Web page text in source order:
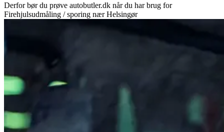
Derfor bør du prøve autobutler.dk når du har brug for
Firehjulsudmåling / sporing nær Helsingør